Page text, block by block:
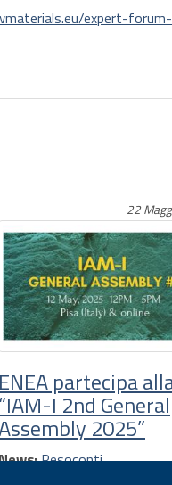
expert-
22
ENEA partecipa
“IAM-I 2nd General
2025”
Resoconti